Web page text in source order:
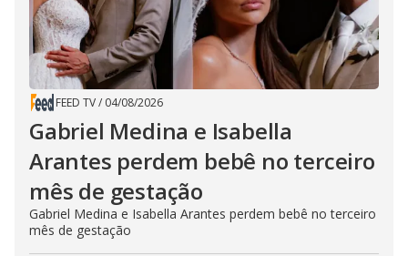
FEED TV/ 04/08/2026
Gabriel Medina e Isabella
Arantes perdem bebê no terceiro
mês de gestação
Gabriel Medina e Isabella Arantes perdem bebê no terceiro
mês de gestação